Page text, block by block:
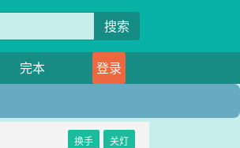
搜索
完本
登录
换手 关灯